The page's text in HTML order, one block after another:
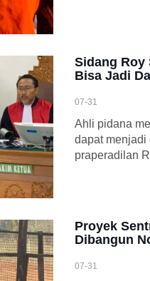
Sidang Roy
Bisa Jadi
07-31
Ahli pidana
dapat menjadi
praperadilan
Proyek
Dibangun
07-31